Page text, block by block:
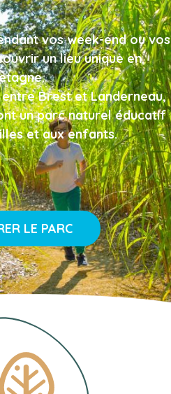
vos week-end ou vos
un lieu unique en
Brest et Landerneau,
un parc naturel éducatif
et aux enfants.
LE PARC